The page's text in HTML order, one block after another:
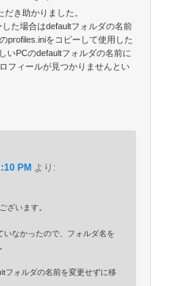
き助かりました。
た場合はdefaultフォルダの名前
profiles.iniをコピーして使用した
いPCのdefaultフォルダの名前に
フィールが見つかりませんとい
PM より:
ざいます。
なかったので、フォルダ名を
フォルダの名前を変更せずに移